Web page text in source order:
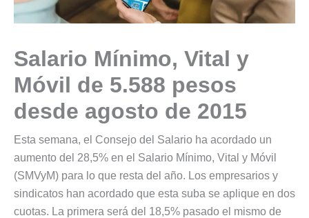
Salario Mínimo, Vital y
Móvil de 5.588 pesos
desde agosto de 2015
Esta semana, el Consejo del Salario ha acordado un
aumento del 28,5% en el Salario Mínimo, Vital y Móvil
(SMVyM) para lo que resta del año. Los empresarios y
sindicatos han acordado que esta suba se aplique en dos
cuotas. La primera será del 18,5% pasado el mismo de